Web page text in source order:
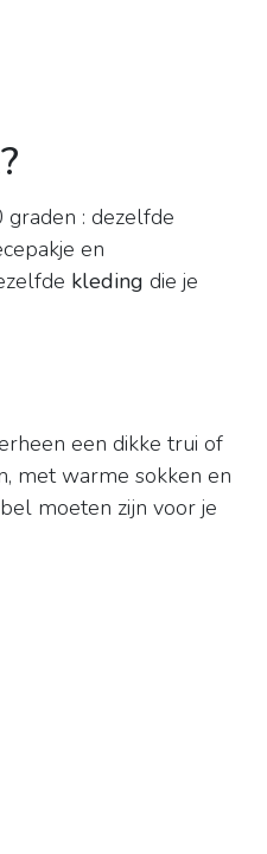
graden : dezelfde
en
kleding die je
een dikke trui of
met warme sokken en
moeten zijn voor je